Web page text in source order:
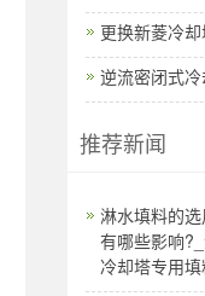
更换新菱冷
逆流密闭式
推荐新闻
淋水填料的
有哪些影响
冷却塔专用